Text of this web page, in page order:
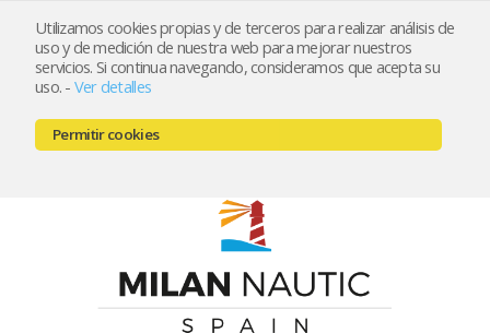
Utilizamos cookies propias y de terceros para realizar análisis de
uso y de medición de nuestra web para mejorar nuestros
servicios. Si continua navegando, consideramos que acepta su
uso. - Ver detalles
Permitir cookies
Registrarse Mi cuenta
666521122 // 654999333